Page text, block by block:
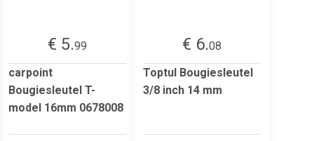
€ 5.99
carpoint
Bougiesleutel T-
model 16mm 0678008
€ 6.08
Toptul Bougiesleutel
3/8 inch 14 mm